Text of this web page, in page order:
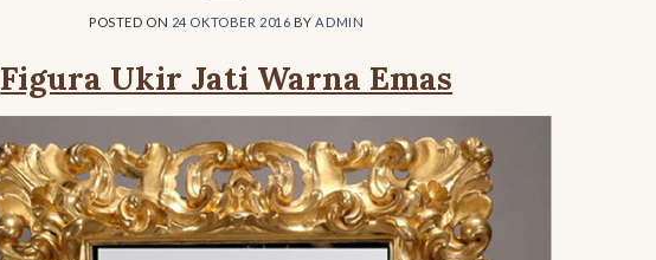
POSTED ON 24 OKTOBER 2016 BYADMIN
Figura Ukir Jati Warna Emas